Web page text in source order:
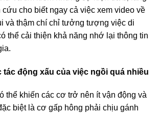
cứu cho biết ngay cả việc xem video về
và thậm chí chỉ tưởng tượng việc di
thể cải thiện khả năng nhớ lại thông tin
động xấu của việc ngồi quá nhiều
thể khiến các cơ trở nên ít vận động và
biệt là cơ gấp hông phải chịu gánh